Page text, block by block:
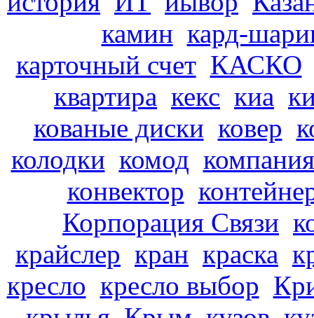
камин кард-
карточный счет КАСКО
квартира кекс киа
кованые диски ковер
колодки комод компания
конвектор
Корпорация Связи
крайслер кран краска
кресло кресло выбор